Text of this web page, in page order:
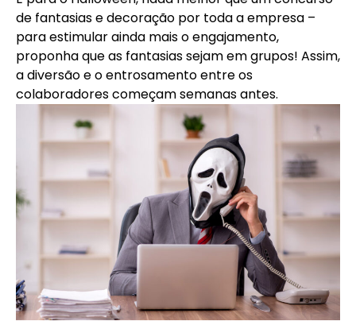
de fantasias e decoração por toda a empresa –
para estimular ainda mais o engajamento,
proponha que as fantasias sejam em grupos! Assim,
a diversão e o entrosamento entre os
colaboradores começam semanas antes.